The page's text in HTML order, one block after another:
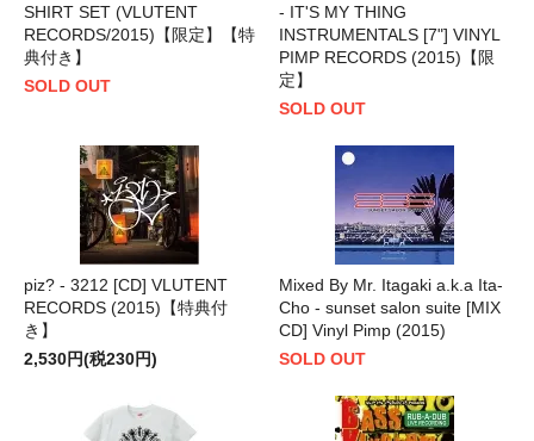
SHIRT SET (VLUTENT
RECORDS/2015)【限定】【特
典付き】
SOLD OUT
- IT'S MY THING
INSTRUMENTALS [7"] VINYL
PIMP RECORDS (2015)【限
定】
SOLD OUT
piz? - 3212 [CD] VLUTENT
RECORDS (2015)【特典付
き】
2,530円(税230円)
Mixed By Mr. Itagaki a.k.a Ita-
Cho - sunset salon suite [MIX
CD] Vinyl Pimp (2015)
SOLD OUT